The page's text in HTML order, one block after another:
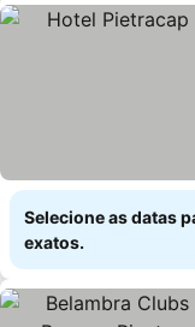
Selecione as datas
exatos.